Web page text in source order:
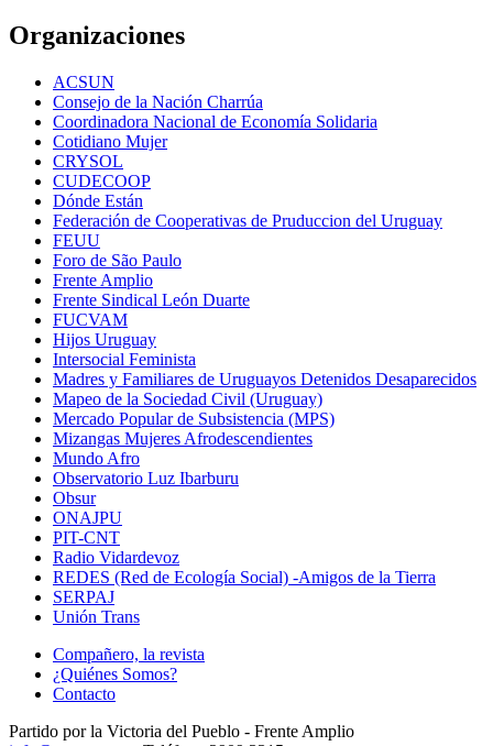
Organizaciones
ACSUN
Consejo de la Nación Charrúa
Coordinadora Nacional de Economía Solidaria
Cotidiano Mujer
CRYSOL
CUDECOOP
Dónde Están
Federación de Cooperativas de Pruduccion del Uruguay
FEUU
Foro de São Paulo
Frente Amplio
Frente Sindical León Duarte
FUCVAM
Hijos Uruguay
Intersocial Feminista
Madres y Familiares de Uruguayos Detenidos Desaparecidos
Mapeo de la Sociedad Civil (Uruguay)
Mercado Popular de Subsistencia (MPS)
Mizangas Mujeres Afrodescendientes
Mundo Afro
Observatorio Luz Ibarburu
Obsur
ONAJPU
PIT-CNT
Radio Vidardevoz
REDES (Red de Ecología Social) -Amigos de la Tierra
SERPAJ
Unión Trans
Compañero, la revista
¿Quiénes Somos?
Contacto
Partido por la Victoria del Pueblo - Frente Amplio